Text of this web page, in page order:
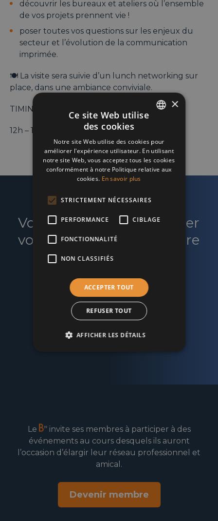
découvrir les bureaux et ateliers où l’ensemble
de vos projets prennent vie !
poser toutes vos questions sur les enjeux du
secteur et l’évolution de la communication
imprimée.
🍽️ La visite sera suivie d’un lunch networking sur
place, dans une ambiance conviviale.
TIMING :
12h – 14h
Vous souhaitez développer
votre réseau et faire croître
votre business ?
Rejoignez le cercle d’affaires du B19 !
Devenir membre
Le
invite ses membres à participer à des
événements au cours desquels ils auront
l’occasion d’élargir leur réseau professionnel et
amical.
Devenir membre
FRENCH
DUTCH
×
Ce site Web utilise
des cookies
Notre site Web utilise des cookies pour
améliorer l'expérience utilisateur. En utilisant
notre site Web, vous acceptez tous les cookies
conformément à notre Politique relative aux
cookies. En savoir plus
STRICTEMENT NÉCESSAIRES
PERFORMANCE CIBLAGE
FONCTIONNALITÉ
NON CLASSIFIÉS
ACCEPTER TOUT
REFUSER TOUT
AFFICHER LES DÉTAILS